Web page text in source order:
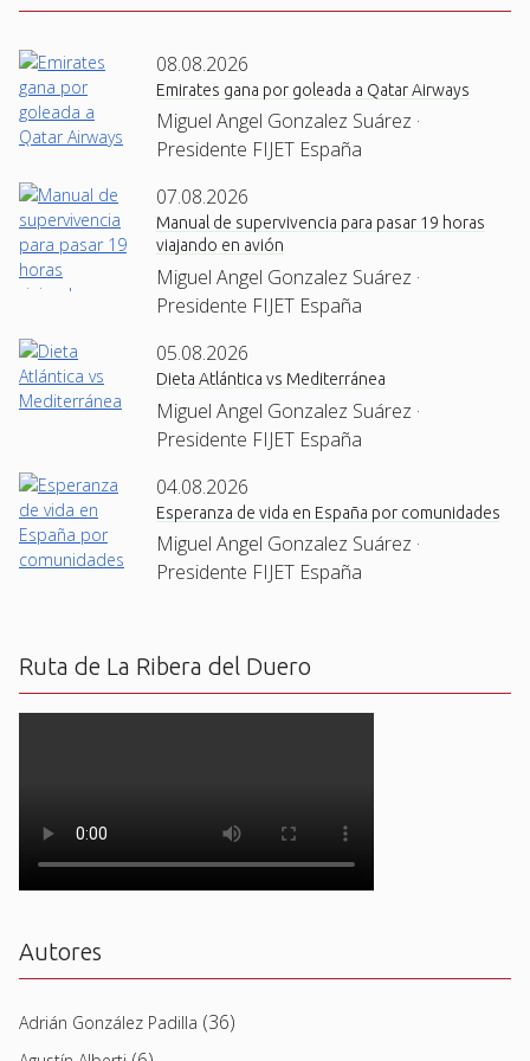
08.08.2026
Emirates gana por goleada a Qatar Airways
Miguel Angel Gonzalez Suárez ·
Presidente FIJET España
07.08.2026
Manual de supervivencia para pasar 19 horas
viajando en avión
Miguel Angel Gonzalez Suárez ·
Presidente FIJET España
05.08.2026
Dieta Atlántica vs Mediterránea
Miguel Angel Gonzalez Suárez ·
Presidente FIJET España
04.08.2026
Esperanza de vida en España por comunidades
Miguel Angel Gonzalez Suárez ·
Presidente FIJET España
Ruta de La Ribera del Duero
Autores
Adrián González Padilla (36)